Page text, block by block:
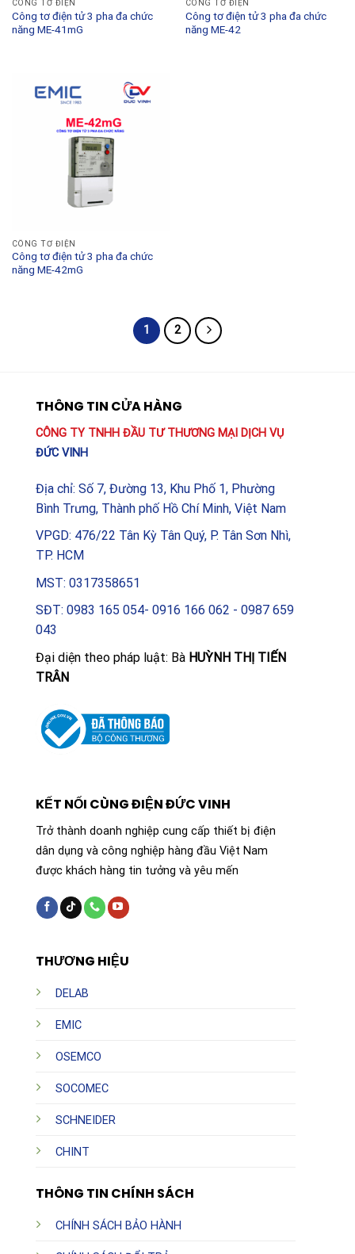
CÔNG TƠ ĐIỆN
Công tơ điện tử 3 pha đa chức
năng ME-41mG
CÔNG TƠ ĐIỆN
Công tơ điện tử 3 pha đa chức
năng ME-42
CÔNG TƠ ĐIỆN
Công tơ điện tử 3 pha đa chức
năng ME-42mG
1 2
THÔNG TIN CỬA HÀNG
CÔNG TY TNHH ĐẦU TƯ THƯƠNG MẠI DỊCH VỤ
ĐỨC VINH
Địa chỉ: Số 7, Đường 13, Khu Phố 1, Phường
Bình Trưng, Thành phố Hồ Chí Minh, Việt Nam
VPGD: 476/22 Tân Kỳ Tân Quý, P. Tân Sơn Nhì,
TP. HCM
MST: 0317358651
SĐT: 0983 165 054- 0916 166 062 - 0987 659
043
Đại diện theo pháp luật: Bà HUỲNH THỊ TIẾN
TRÂN
THƯƠNG HIỆU
DELAB
EMIC
OSEMCO
SOCOMEC
SCHNEIDER
CHINT
THÔNG TIN CHÍNH SÁCH
CHÍNH SÁCH BẢO HÀNH
KẾT NỐI CÙNG ĐIỆN ĐỨC VINH
Trở thành doanh nghiệp cung cấp thiết bị điện
dân dụng và công nghiệp hàng đầu Việt Nam
được khách hàng tin tưởng và yêu mến